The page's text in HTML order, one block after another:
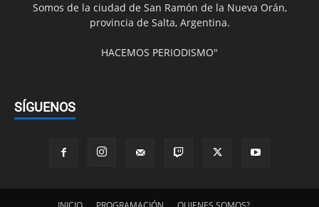
Somos de la ciudad de San Ramón de la Nueva Orán,
provincia de Salta, Argentina.
HACEMOS PERIODISMO"
SÍGUENOS